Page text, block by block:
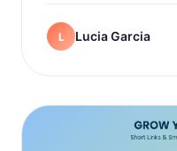
L Lucia Garcia